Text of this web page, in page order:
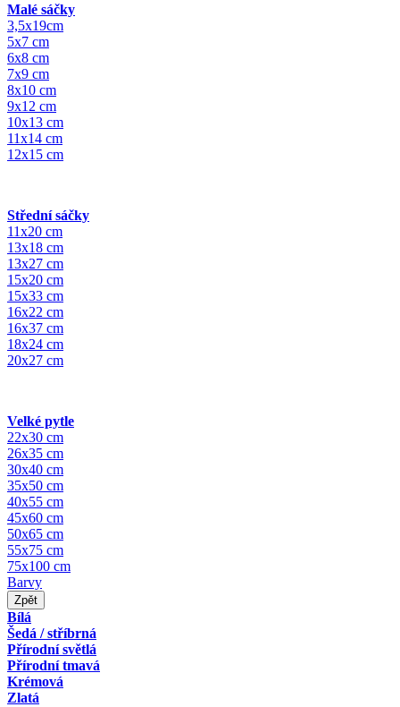
Malé sáčky
3,5x19cm
5x7 cm
6x8 cm
7x9 cm
8x10 cm
9x12 cm
10x13 cm
11x14 cm
12x15 cm
Střední sáčky
11x20 cm
13x18 cm
13x27 cm
15x20 cm
15x33 cm
16x22 cm
16x37 cm
18x24 cm
20x27 cm
Velké pytle
22x30 cm
26x35 cm
30x40 cm
35x50 cm
40x55 cm
45x60 cm
50x65 cm
55x75 cm
75x100 cm
Barvy
Zpět
Bílá
Šedá / stříbrná
Přírodní světlá
Přírodní tmavá
Krémová
Zlatá